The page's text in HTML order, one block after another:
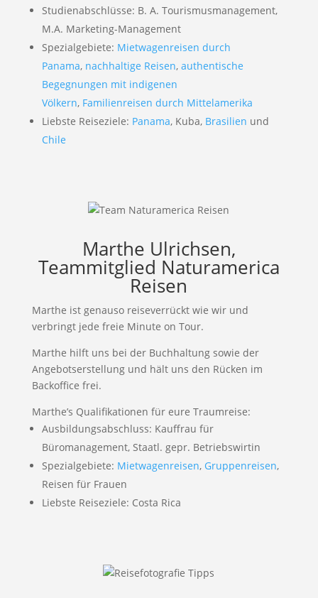
Studienabschlüsse: B. A. Tourismusmanagement,
M.A. Marketing-Management
Spezialgebiete: Mietwagenreisen durch
Panama, nachhaltige Reisen, authentische
Begegnungen mit indigenen
Völkern, Familienreisen durch Mittelamerika
Liebste Reiseziele: Panama, Kuba, Brasilien und
Chile
Marthe Ulrichsen,
Teammitglied Naturamerica
Reisen
Marthe ist genauso reiseverrückt wie wir und
verbringt jede freie Minute on Tour.
Marthe hilft uns bei der Buchhaltung sowie der
Angebotserstellung und hält uns den Rücken im
Backoffice frei.
Marthe’s Qualifikationen für eure Traumreise:
Ausbildungsabschluss: Kauffrau für
Büromanagement, Staatl. gepr. Betriebswirtin
Spezialgebiete: Mietwagenreisen, Gruppenreisen,
Reisen für Frauen
Liebste Reiseziele: Costa Rica